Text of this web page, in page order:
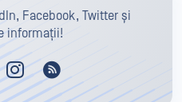
Facebook, Twitter și
informații!